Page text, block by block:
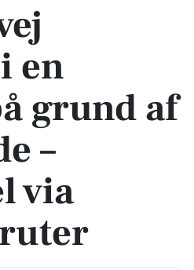
en
grund af
–
via